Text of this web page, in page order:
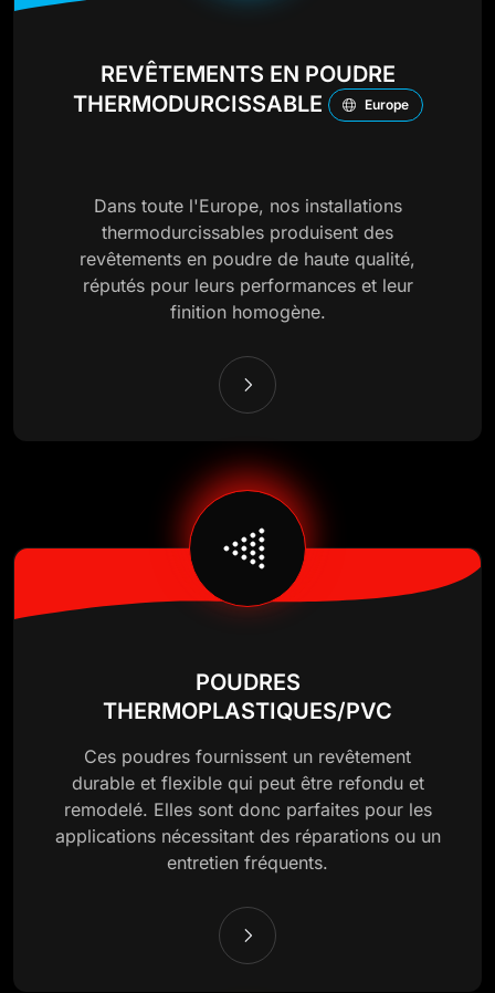
REVÊTEMENTS EN POUDRE
THERMODURCISSABLE
Europe
Dans toute l'Europe, nos installations
thermodurcissables produisent des
revêtements en poudre de haute qualité,
réputés pour leurs performances et leur
finition homogène.
POUDRES
THERMOPLASTIQUES/PVC
Ces poudres fournissent un revêtement
durable et flexible qui peut être refondu et
remodelé. Elles sont donc parfaites pour les
applications nécessitant des réparations ou un
entretien fréquents.